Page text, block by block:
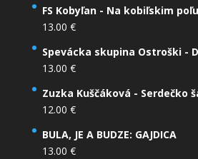
FS Kobyľan - Na kobiľskim poľu
13.00 €
Spevácka skupina Ostroški -
13.00 €
Zuzka Kuščáková - Serdečko
12.00 €
BULA, JE A BUDZE: GAJDICA
13.00 €